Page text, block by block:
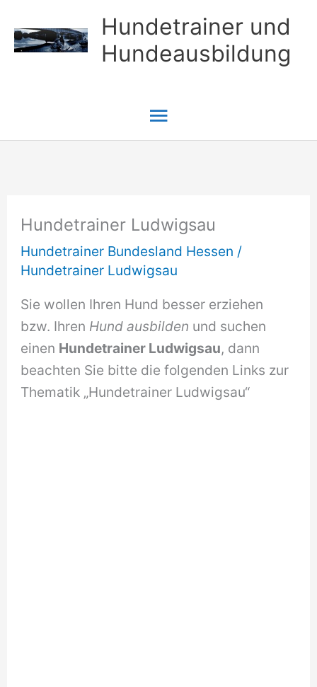
Inhalt
springen
Hundetrainer und
Hundeausbildung
Hauptmenü
Hundetrainer Ludwigsau
Hundetrainer Bundesland Hessen /
Hundetrainer Ludwigsau
Sie wollen Ihren Hund besser erziehen
bzw. Ihren Hund ausbilden und suchen
einen Hundetrainer Ludwigsau, dann
beachten Sie bitte die folgenden Links zur
Thematik „Hundetrainer Ludwigsau“